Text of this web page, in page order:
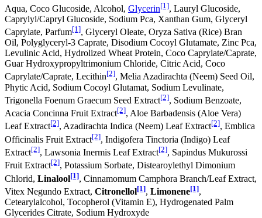
Aqua, Coco Glucoside, Alcohol, Glycerin[1], Lauryl Glucoside,
Caprylyl/Capryl Glucoside, Sodium Pca, Xanthan Gum, Glyceryl
Caprylate, Parfum[1], Glyceryl Oleate, Oryza Sativa (Rice) Bran
Oil, Polyglyceryl-3 Caprate, Disodium Cocoyl Glutamate, Zinc Pca,
Levulinic Acid, Hydrolized Wheat Protein, Coco Caprylate/Caprate,
Guar Hydroxypropyltrimonium Chloride, Citric Acid, Coco
Caprylate/Caprate, Lecithin[2], Melia Azadirachta (Neem) Seed Oil,
Phytic Acid, Sodium Cocoyl Glutamat, Sodium Levulinate,
Trigonella Foenum Graecum Seed Extract[2], Sodium Benzoate,
Acacia Concinna Fruit Extract[2], Aloe Barbadensis (Aloe Vera)
Leaf Extract[2], Azadirachta Indica (Neem) Leaf Extract[2], Emblica
Officinalis Fruit Extract[2], Indigofera Tinctoria (Indigo) Leaf
Extract[2], Lawsonia Inermis Leaf Extract[2], Sapindus Mukurossi
Fruit Extract[2], Potassium Sorbate, Distearoylethyl Dimonium
Chlorid, Linalool[1], Cinnamomum Camphora Branch/Leaf Extract,
Vitex Negundo Extract, Citronellol[1], Limonene[1],
Cetearylalcohol, Tocopherol (Vitamin E), Hydrogenated Palm
Glycerides Citrate, Sodium Hydroxyde